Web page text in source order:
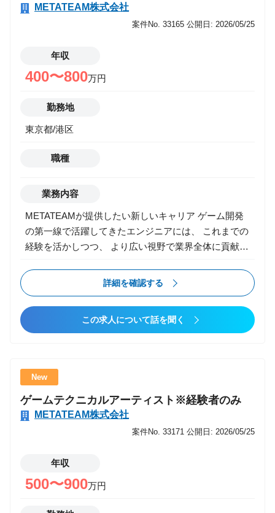
VFX Graph）での実装 ・Unreal Engine（Niagara）で
の実装 ・マテリアル／シェーダー（Shader Graph／
ング調整 ・Animation／Timeline／Sequencerとの同期
▼ ゲーム向け最適化 ・オーバードロー対策 ・GPU／
CPU負荷の最適化 ・テクスチャ圧縮／スプライトシー
ト作成 ・LOD・発生量調整 ・モバイル／コンシュー
マーそれぞれの制約に合わせた軽量化 ▼ 演出品質向
上・上流工程 ・VFXコンセプトの作成（参考集め、絵
出すり合わせ ・チーム内でのVFX基準作成 ・外注管
表現の検証）
METATEAM株式会社
案件No. 33165 公開日: 2026/05/25
年収
400〜800万円
勤務地
東京都/港区
職種
業務内容
METATEAMが提供したい新しいキャリア ゲーム開発
の第一線で活躍してきたエンジニアには、 これまでの
経験を活かしつつ、 より広い視野で業界全体に貢献で
の引き出しを増やす ・チームマネジメントや組織構築
など、ビジネススキルを磨く成長機会 ・新規事業にも
挑戦可能 経験を多く積んでさらにスキルアップしたい
方、 現場経験を生かしてキャリアの幅を広げたい方に
ームプレイ、バトル、レベルデザイン、演出、システ
ム設計など、 中核となる機能の開発全般を担当いただ
きます。 【主な業務】 ・コンシューマー向けタイト
ルのゲームクライアント開発 ・キャラクター挙動、
AI、バトルシステムなどの実装 ・レベルデザイン／ギ
レイヤー体験に直結する部分の実装 ・Unreal Engine、
Unity、内製エンジンなどを用いたシステム構築 ・最
適化（描画・パフォーマンス・ロード時間改善） ・プ
ラットフォーム要件に伴う技術対応 ・他職種（アー
詳細を確認する
この求人について話を聞く
New
ゲームテクニカルアーティスト※経験者のみ
METATEAM株式会社
案件No. 33171 公開日: 2026/05/25
年収
500〜900万円